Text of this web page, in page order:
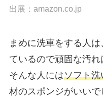
出展： amazon.co.jp
まめに洗車をする人
ているので頑固な汚れ
そんな人にはソフト洗
材のスポンジがいいで